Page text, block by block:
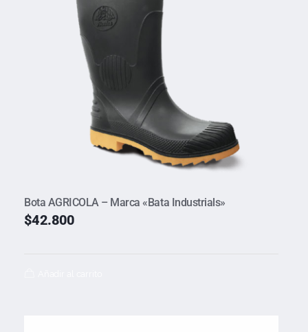
Bota AGRICOLA – Marca «Bata Industrials»
$42.800